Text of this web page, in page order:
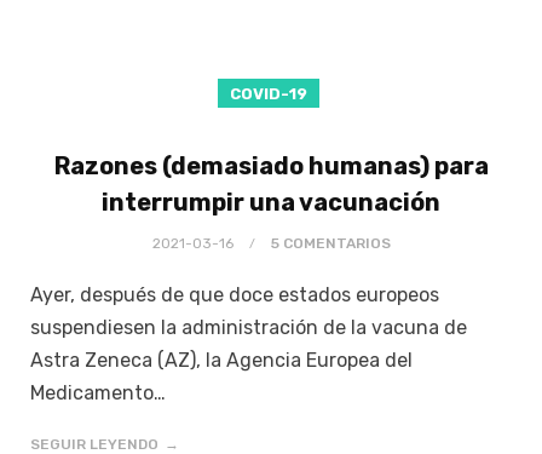
COVID-19
Razones (demasiado humanas) para
interrumpir una vacunación
2021-03-16 5 COMENTARIOS
Ayer, después de que doce estados europeos
suspendiesen la administración de la vacuna de
Astra Zeneca (AZ), la Agencia Europea del
Medicamento…
SEGUIR LEYENDO